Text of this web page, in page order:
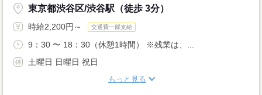
東京都渋谷区/渋谷駅（徒歩 3分）
時給2,200円～ 交通費一部支給
9：30 〜 18：30（休憩1時間） ※残業は、...
土曜日 日曜日 祝日
もっと見る